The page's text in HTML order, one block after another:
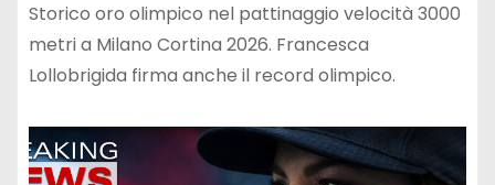
Storico oro olimpico nel pattinaggio velocità 3000
metri a Milano Cortina 2026. Francesca
Lollobrigida firma anche il record olimpico.